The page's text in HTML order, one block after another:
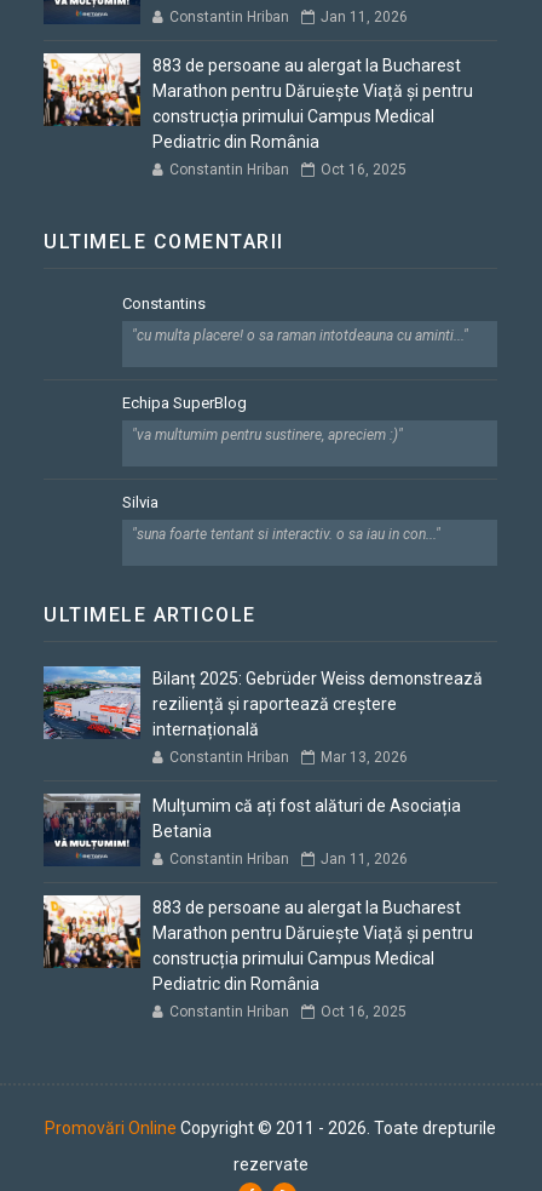
Constantin Hriban Jan 11, 2026
883 de persoane au alergat la Bucharest
Marathon pentru Dăruiește Viață și pentru
construcția primului Campus Medical
Pediatric din România
Constantin Hriban Oct 16, 2025
ULTIMELE COMENTARII
Constantins
"cu multa placere! o sa raman intotdeauna cu aminti..."
Echipa SuperBlog
"va multumim pentru sustinere, apreciem :)"
Silvia
"suna foarte tentant si interactiv. o sa iau in con..."
ULTIMELE ARTICOLE
Bilanț 2025: Gebrüder Weiss demonstrează
reziliență și raportează creștere
internațională
Constantin Hriban Mar 13, 2026
Mulțumim că ați fost alături de Asociația
Betania
Constantin Hriban Jan 11, 2026
883 de persoane au alergat la Bucharest
Marathon pentru Dăruiește Viață și pentru
construcția primului Campus Medical
Pediatric din România
Constantin Hriban Oct 16, 2025
Promovări Online Copyright © 2011 - 2026. Toate drepturile
rezervate